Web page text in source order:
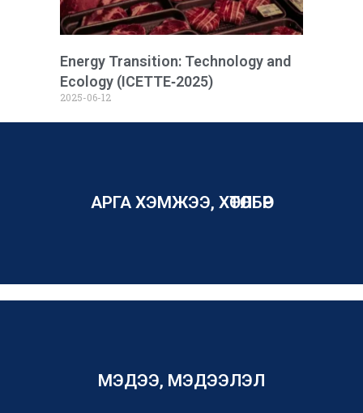
Energy Transition: Technology and
Ecology (ICETTE‑2025)
2025-06-12
АРГА ХЭМЖЭЭ, ХӨТӨЛБӨР
МЭДЭЭ, МЭДЭЭЛЭЛ